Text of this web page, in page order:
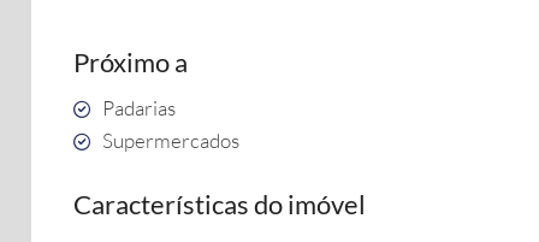
Próximo a
Padarias
Supermercados
Características do imóvel